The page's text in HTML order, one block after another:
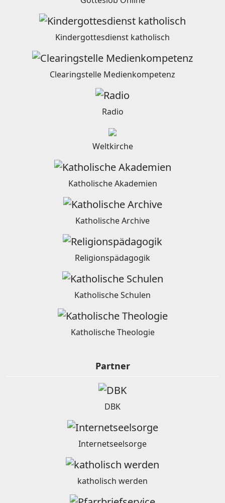
Kindergottesdienst katholisch
Clearingstelle Medienkompetenz
Radio
Weltkirche
Katholische Akademien
Katholische Archive
Religionspädagogik
Katholische Schulen
Katholische Theologie
Partner
DBK
Internetseelsorge
katholisch werden